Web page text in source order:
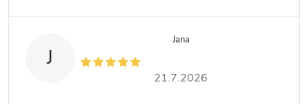
J
Jana
21.7.2026